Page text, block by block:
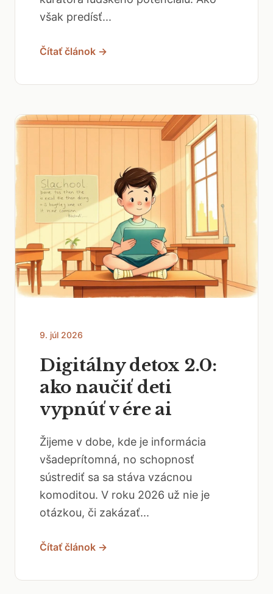
však predísť...
Čítať článok →
9. júl 2026
Digitálny detox 2.0:
ako naučiť deti
vypnúť v ére ai
Žijeme v dobe, kde je informácia
všadeprítomná, no schopnosť
sústrediť sa sa stáva vzácnou
komoditou. V roku 2026 už nie je
otázkou, či zakázať...
Čítať článok →